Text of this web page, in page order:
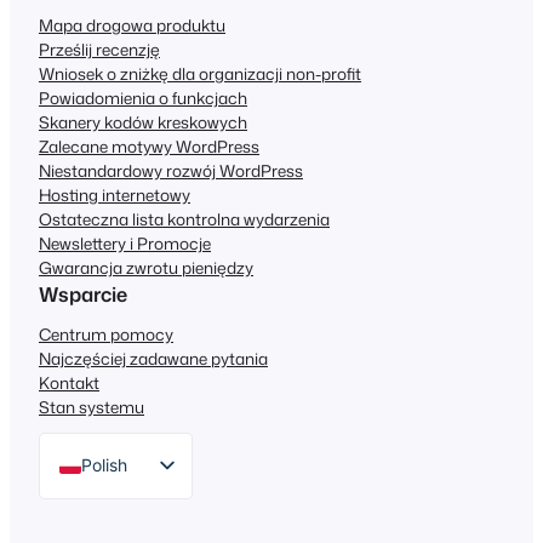
Mapa drogowa produktu
Prześlij recenzję
Wniosek o zniżkę dla organizacji non-profit
Powiadomienia o funkcjach
Skanery kodów kreskowych
Zalecane motywy WordPress
Niestandardowy rozwój WordPress
Hosting internetowy
Ostateczna lista kontrolna wydarzenia
Newslettery i Promocje
Gwarancja zwrotu pieniędzy
Wsparcie
Centrum pomocy
Najczęściej zadawane pytania
Kontakt
Stan systemu
Polish